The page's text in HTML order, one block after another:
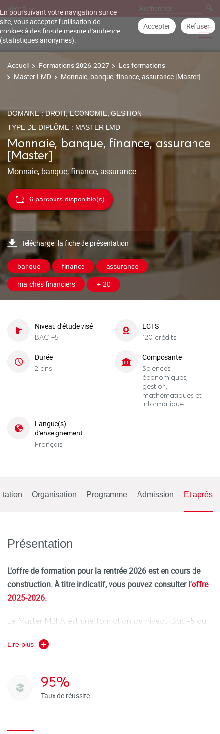
En poursuivant votre navigation sur ce
site, vous acceptez l'utilisation de
cookies à des fins de mesure d'audience
(statistiques anonymes).
Accepter Refuser
Aller à
Accueil Formations 2026-2027
Les formations
Master LMD
Monnaie, banque, finance, assurance [Master]
DOMAINE : DROIT, ECONOMIE, GESTION
TYPE DE DIPLÔME : MASTER LMD
Monnaie, banque, finance, assurance
[Master]
Monnaie, banque, finance, assurance
6 parcours disponible(s)
Télécharger la fiche de présentation
banque finance
assurance
marchés financiers
+ 20
Niveau d'étude visé
BAC +5
ECTS
120 crédits
Durée
2 ans
Composante
Sciences
économiques,
gestion,
mathématiques et
informatique
Langue(s)
d'enseignement
Français
Organisation Programme Admission Et après
Présentation
L'offre de formation pour la rentrée 2026 est en cours de
construction. À titre indicatif, vous pouvez consulter l'offre
2025-2026.
Le Master MBFA est une formation de niveau Bac+5 qui
l’assurance. Il s’appuie sur l’expertise des enseignants-
tels que la finance quantitative, la régulation, la finance
verte et durable, ainsi que les enjeux macroéconomiques
Lire plus
95%
Taux de réussite